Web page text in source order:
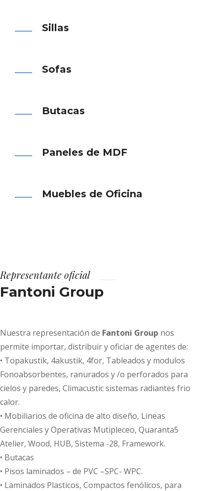
Sillas
Sofas
Butacas
Paneles de MDF
Muebles de Oficina
Representante oficial
Fantoni Group
Nuestra representación de Fantoni Group nos
permite importar, distribuir y oficiar de agentes de:
• Topakustik, 4akustik, 4for, Tableados y modulos
Fonoabsorbentes, ranurados y /o perforados para
cielos y paredes, Climacustic sistemas radiantes frio
calor.
• Mobiliarios de oficina de alto diseño, Lineas
Gerenciales y Operativas Mutipleceo, Quaranta5
Atelier, Wood, HUB, Sistema -28, Framework.
• Butacas
• Pisos laminados – de PVC –SPC- WPC.
• Laminados Plasticos, Compactos fenólicos, para